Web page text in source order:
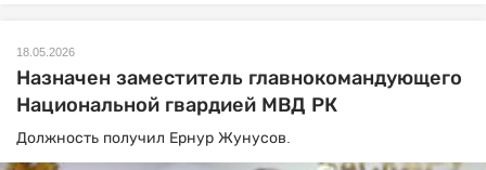
18.05.2026
Назначен заместитель главнокомандующего
Национальной гвардией МВД РК
Должность получил Ернур Жунусов.